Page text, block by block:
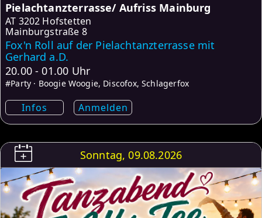
Pielachtanzterrasse/ Aufriss Mainburg
AT 3202 Hofstetten
Mainburgstraße 8
Fox'n Roll auf der Pielachtanzterrasse mit
Gerhard a.D.
20.00 - 01.00 Uhr
#Party · Boogie Woogie, Discofox, Schlagerfox
Infos Anmelden
Sonntag, 09.08.2026